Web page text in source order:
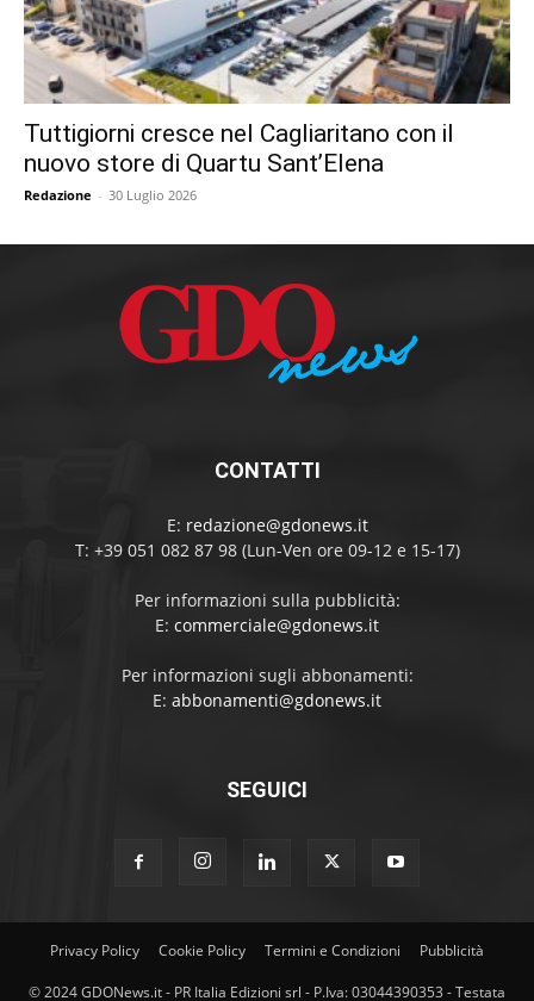
Tuttigiorni cresce nel Cagliaritano con il
nuovo store di Quartu Sant’Elena
Redazione - 30 Luglio 2026
CONTATTI
E: redazione@gdonews.it
T: +39 051 082 87 98 (Lun-Ven ore 09-12 e 15-17)
Per informazioni sulla pubblicità:
E: commerciale@gdonews.it
Per informazioni sugli abbonamenti:
E: abbonamenti@gdonews.it
SEGUICI
Privacy Policy Cookie Policy Termini e Condizioni Pubblicità
© 2024 GDONews.it - PR Italia Edizioni srl - P.Iva: 03044390353 - Testata